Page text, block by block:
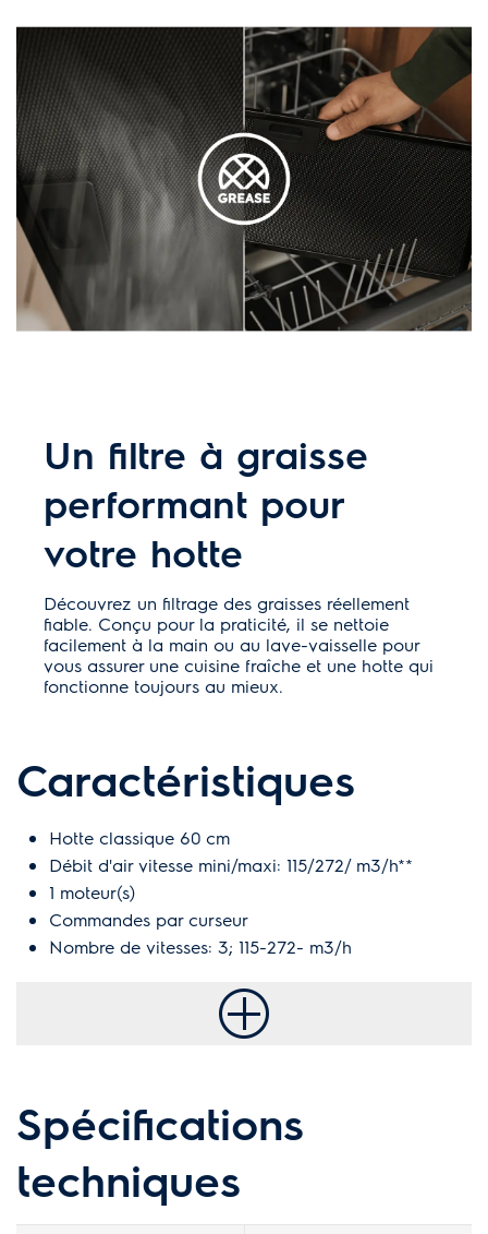
Un filtre à graisse
performant pour
votre hotte
Découvrez un filtrage des graisses réellement
fiable. Conçu pour la praticité, il se nettoie
facilement à la main ou au lave-vaisselle pour
vous assurer une cuisine fraîche et une hotte qui
fonctionne toujours au mieux.
Caractéristiques
Hotte classique 60 cm
Débit d'air vitesse mini/maxi: 115/272/ m3/h**
1 moteur(s)
Commandes par curseur
Nombre de vitesses: 3; 115-272- m3/h
Spécifications
techniques